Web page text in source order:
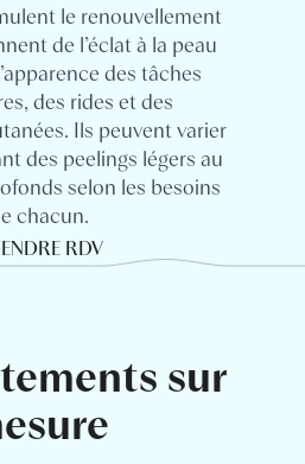
le renouvellement
de l’éclat à la peau
des tâches
des rides et des
Ils peuvent varier
des peelings légers au
selon les besoins
chacun.
RDV
sur